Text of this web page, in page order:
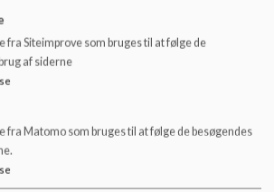
fra Siteimprove som bruges til at følge de
af siderne
fra Matomo som bruges til at følge de besøgendes